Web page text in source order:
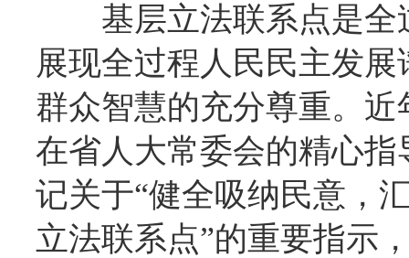
基层立法联系点是
展现全过程人民民主发
群众智慧的充分尊重。
在省人大常委会的精心
记关于“健全吸纳民意，
立法联系点”的重要指示